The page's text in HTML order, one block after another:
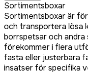
Sortimentsboxar
Sortimentsboxar är
och transportera lösa
borrspetsar och andra
förekommer i flera
fasta eller justerbara
insatser för specifika